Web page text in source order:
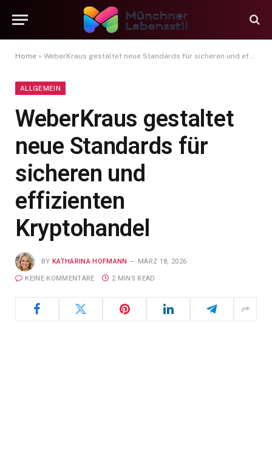
Home » WeberKraus gestaltet neue Standards für sicheren und effizienten Kryptohandel
ALLGEMEIN
WeberKraus gestaltet
neue Standards für
sicheren und
effizienten
Kryptohandel
BY KATHARINA HOFMANN MÄRZ 18, 2026
KEINE KOMMENTARE 2 MINS READ